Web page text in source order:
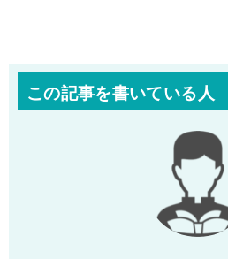
この記事を書いている人